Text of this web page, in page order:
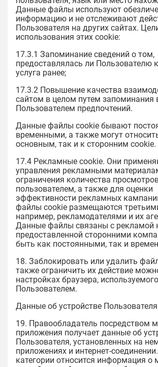
Данные файлы используют
информацию и не отслеживают
Пользователя на других сайтах.
использования этих cookie:
17.3.1 Запоминание сведений о том,
предоставлялась ли Пользователю
услуга ранее;
17.3.2 Повышение качества
сайтом в целом путем запоминания
Пользователем предпочтений.
Данные файлы cookie бывают
временными, а также могут
основным, так и к сторонним cookie.
17.4 Рекламные cookie. Они
управления рекламными
ограничения количества
пользователем, а также для оценки
эффективности рекламных
файлы cookie размещаются
например, рекламодателями и их
Данные файлы связаны с рекламой
предоставленной сторонними
быть как постоянными, так и
18. Заблокировать или удалить
также ограничить их действие
настройках браузера, используемого
Пользователем.
Данные об устройстве Пользователя
19. Правообладатель посредством
приложения получает данные об
Пользователя, установленных на
приложениях и интернет-
категории относится информация о